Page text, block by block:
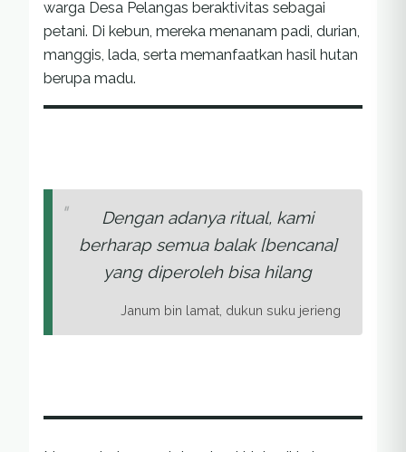
warga Desa Pelangas beraktivitas sebagai
petani. Di kebun, mereka menanam padi, durian,
manggis, lada, serta memanfaatkan hasil hutan
berupa madu.
Dengan adanya ritual, kami
berharap semua balak [bencana]
yang diperoleh bisa hilang
Janum bin lamat, dukun suku jerieng